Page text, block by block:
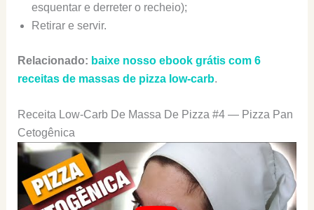
esquentar e derreter o recheio);
Retirar e servir.
Relacionado: baixe nosso ebook grátis com 6
receitas de massas de pizza low-carb.
Receita Low-Carb De Massa De Pizza #4 — Pizza Pan
Cetogênica